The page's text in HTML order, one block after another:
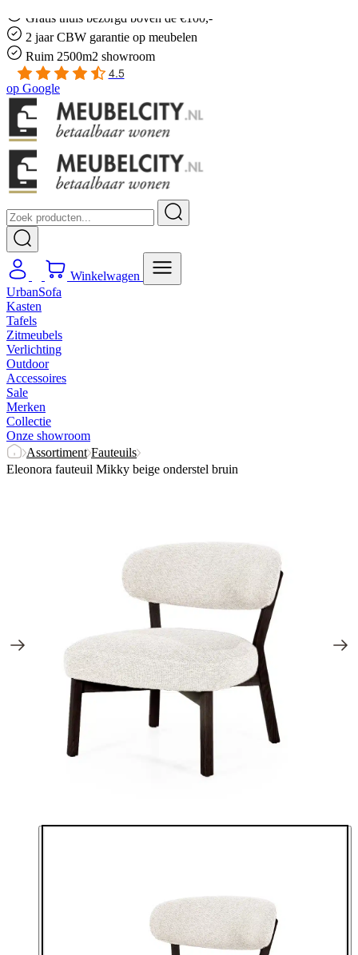
Gratis thuis bezorgd boven de €100,-
2 jaar CBW garantie op meubelen
Ruim 2500m2 showroom
4.5
op Google
Winkelwagen
UrbanSofa
Kasten
Tafels
Zitmeubels
Verlichting
Outdoor
Accessoires
Sale
Merken
Collectie
Onze showroom
Assortiment Fauteuils
Eleonora fauteuil Mikky beige onderstel bruin